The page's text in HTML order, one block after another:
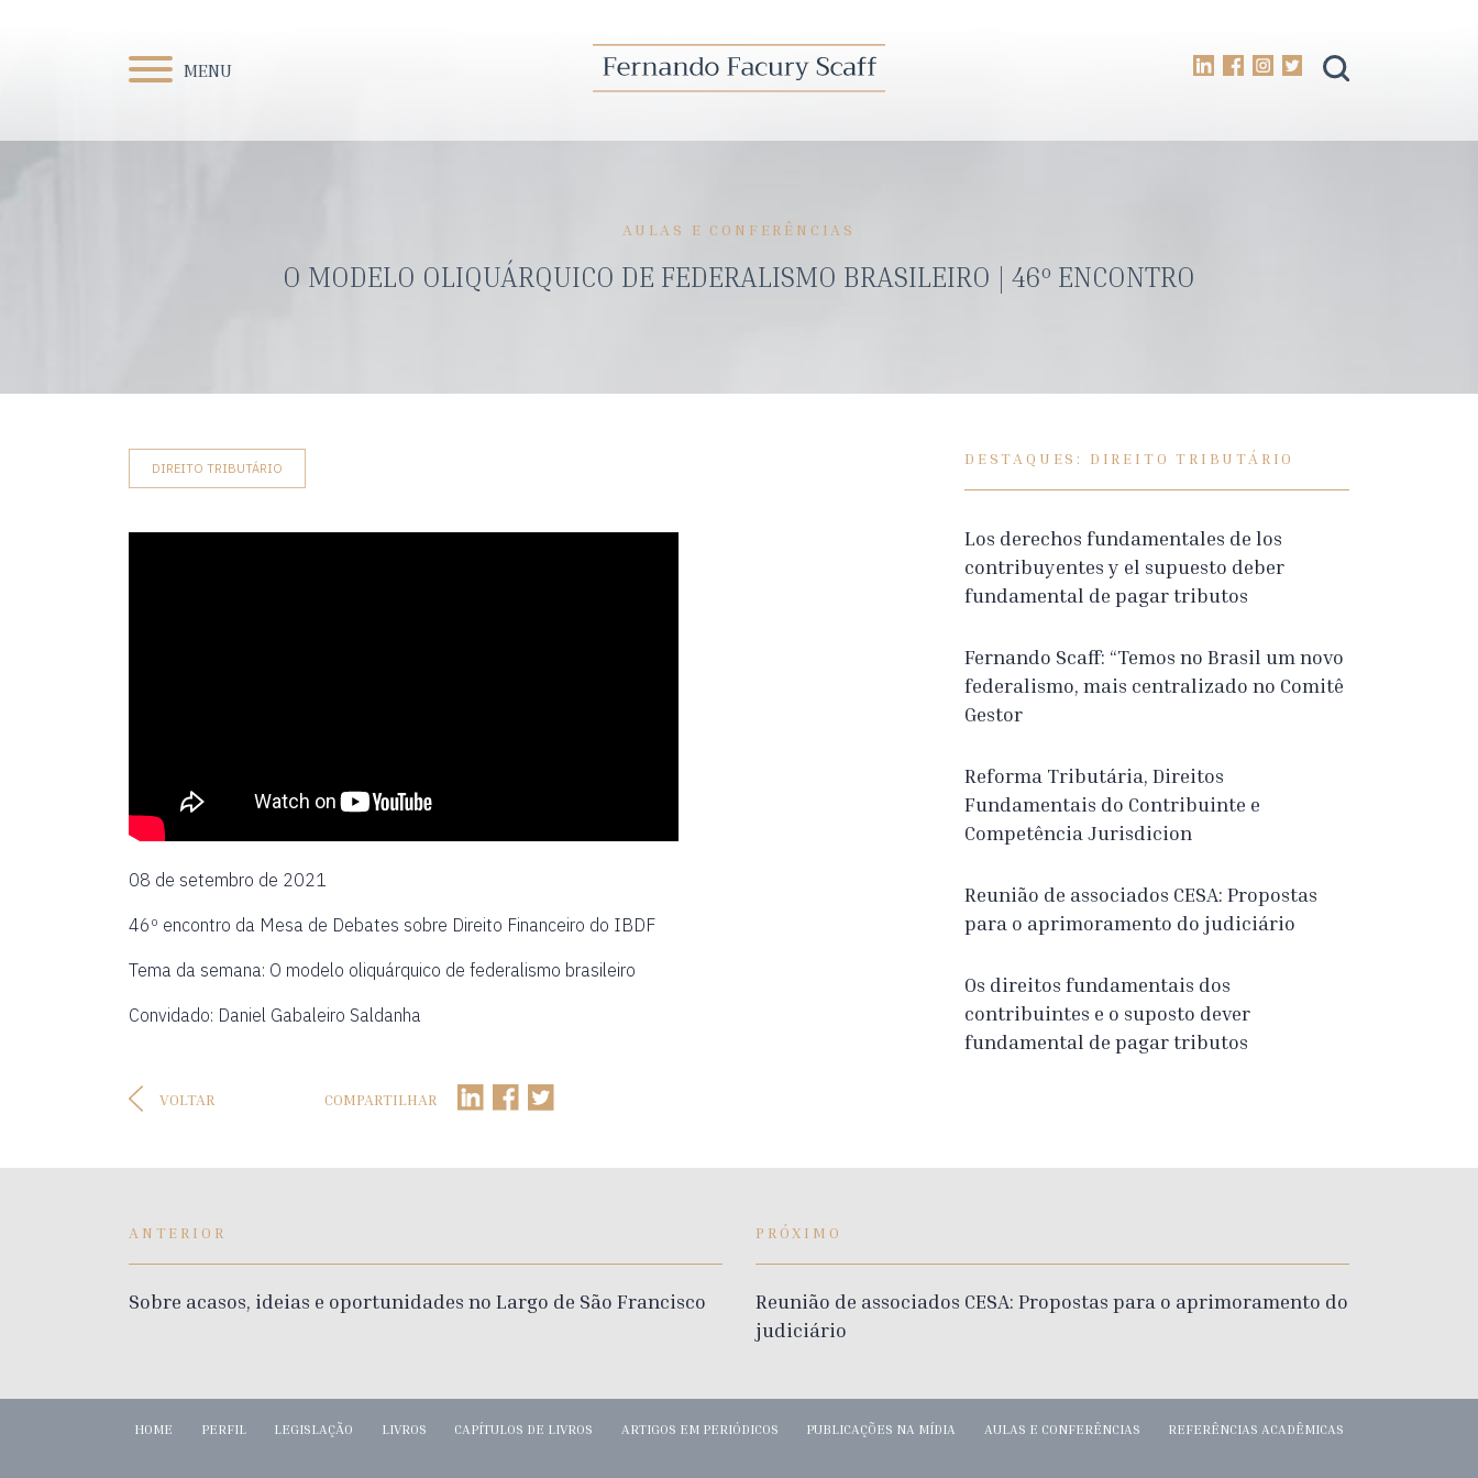
MENU
AULAS E CONFERÊNCIAS
O MODELO OLIQUÁRQUICO DE FEDERALISMO BRASILEIRO | 46º ENCONTRO
DIREITO TRIBUTÁRIO
08 de setembro de 2021
46º encontro da Mesa de Debates sobre Direito Financeiro do IBDF
Tema da semana: O modelo oliquárquico de federalismo brasileiro
Convidado: Daniel Gabaleiro Saldanha
VOLTAR COMPARTILHAR
DESTAQUES: DIREITO TRIBUTÁRIO
Los derechos fundamentales de los
contribuyentes y el supuesto deber
fundamental de pagar tributos
Fernando Scaff: “Temos no Brasil um novo
federalismo, mais centralizado no Comitê
Gestor
Reforma Tributária, Direitos
Fundamentais do Contribuinte e
Competência Jurisdicion
Reunião de associados CESA: Propostas
para o aprimoramento do judiciário
Os direitos fundamentais dos
contribuintes e o suposto dever
fundamental de pagar tributos
ANTERIOR
Sobre acasos, ideias e oportunidades no Largo de São Francisco
PRÓXIMO
Reunião de associados CESA: Propostas para o aprimoramento do
judiciário
HOME PERFIL LEGISLAÇÃO LIVROS CAPÍTULOS DE LIVROS ARTIGOS EM PERIÓDICOS PUBLICAÇÕES NA MÍDIA AULAS E CONFERÊNCIAS REFERÊNCIAS ACADÊMICAS